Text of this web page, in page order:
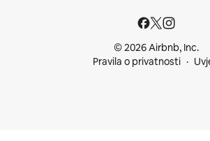
© 2026 Airbnb, Inc.
Pravila o privatnosti